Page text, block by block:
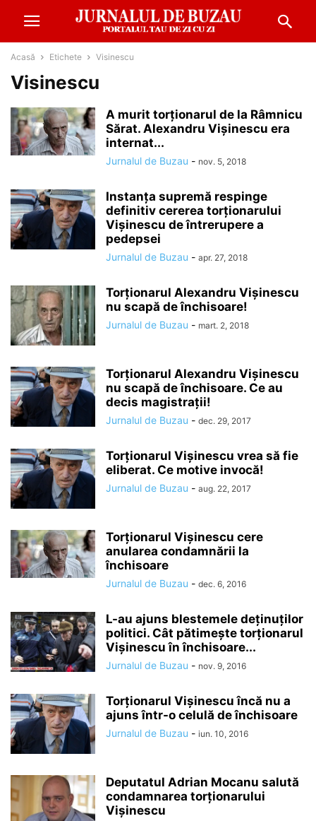
Acasă Etichete Visinescu
Visinescu
A murit torționarul de la Râmnicu
Sărat. Alexandru Vișinescu era
internat...
Jurnalul de Buzau - nov. 5, 2018
Instanţa supremă respinge
definitiv cererea torţionarului
Vişinescu de întrerupere a
pedepsei
Jurnalul de Buzau - apr. 27, 2018
Torționarul Alexandru Vișinescu
nu scapă de închisoare!
Jurnalul de Buzau - mart. 2, 2018
Torționarul Alexandru Vișinescu
nu scapă de închisoare. Ce au
decis magistrații!
Jurnalul de Buzau - dec. 29, 2017
Torționarul Vișinescu vrea să fie
eliberat. Ce motive invocă!
Jurnalul de Buzau - aug. 22, 2017
Torţionarul Vişinescu cere
anularea condamnării la
închisoare
Jurnalul de Buzau - dec. 6, 2016
L-au ajuns blestemele deţinuţilor
politici. Cât pătimeşte torţionarul
Vişinescu în închisoare...
Jurnalul de Buzau - nov. 9, 2016
Torţionarul Vişinescu încă nu a
ajuns într-o celulă de închisoare
Jurnalul de Buzau - iun. 10, 2016
Deputatul Adrian Mocanu salută
condamnarea torționarului
Vișinescu